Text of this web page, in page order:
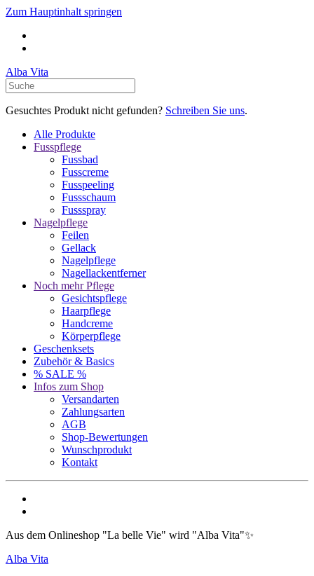
Zum Hauptinhalt springen
Alba Vita
Gesuchtes Produkt nicht gefunden? Schreiben Sie uns.
Alle Produkte
Fusspflege
Fussbad
Fusscreme
Fusspeeling
Fussschaum
Fussspray
Nagelpflege
Feilen
Gellack
Nagelpflege
Nagellackentferner
Noch mehr Pflege
Gesichtspflege
Haarpflege
Handcreme
Körperpflege
Geschenksets
Zubehör & Basics
% SALE %
Infos zum Shop
Versandarten
Zahlungsarten
AGB
Shop-Bewertungen
Wunschprodukt
Kontakt
Aus dem Onlineshop "La belle Vie" wird "Alba Vita"✨
Alba Vita